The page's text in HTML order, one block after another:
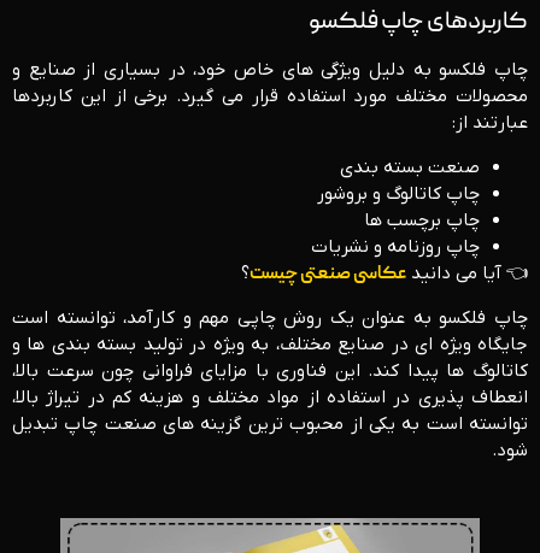
کاربردهای چاپ فلکسو
چاپ فلکسو به دلیل ویژگی ‌های خاص خود، در بسیاری از صنایع و
محصولات مختلف مورد استفاده قرار می ‌گیرد. برخی از این کاربردها
عبارتند از:
صنعت بسته ‌بندی
چاپ کاتالوگ و بروشور
چاپ برچسب ‌ها
چاپ روزنامه و نشریات
👈 آیا می دانید عکاسی صنعتی چیست؟
چاپ فلکسو به عنوان یک روش چاپی مهم و کارآمد، توانسته است
جایگاه ویژه‌ ای در صنایع مختلف، به ویژه در تولید بسته ‌بندی‌ ها و
کاتالوگ‌ ها پیدا کند. این فناوری با مزایای فراوانی چون سرعت بالا،
انعطاف ‌پذیری در استفاده از مواد مختلف و هزینه کم در تیراژ بالا،
توانسته است به یکی از محبوب ‌ترین گزینه‌ های صنعت چاپ تبدیل
شود.